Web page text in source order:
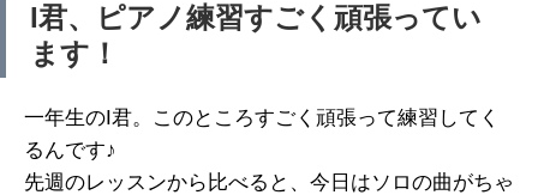
I君、ピアノ練習すごく頑張ってい
ます！
一年生のI君。このところすごく頑張って練習してく
るんです♪
先週のレッスンから比べると、今日はソロの曲がちゃ